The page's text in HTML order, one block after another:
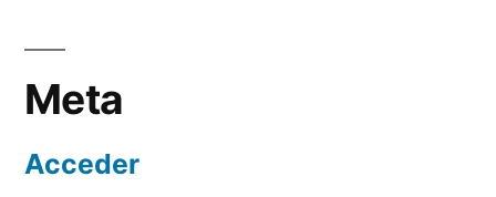
Meta
Acceder